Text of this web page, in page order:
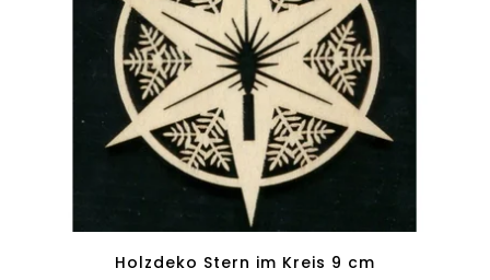
Holzdeko Stern im Kreis 9 cm